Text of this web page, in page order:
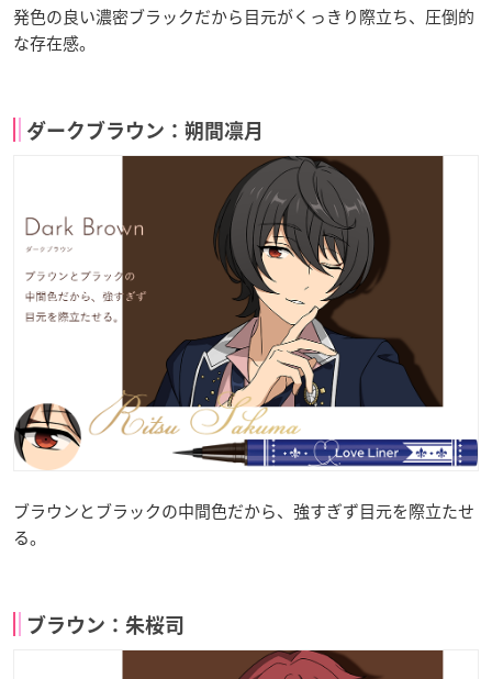
発色の良い濃密ブラックだから目元がくっきり際立ち、圧倒的
な存在感。
ダークブラウン：朔間凛月
ブラウンとブラックの中間色だから、強すぎず目元を際立たせ
る。
ブラウン：朱桜司